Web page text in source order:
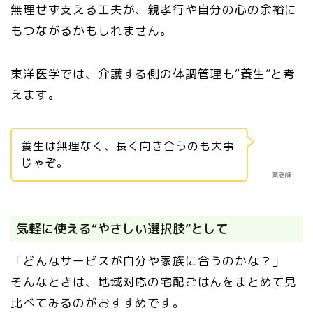
無理せず支える工夫が、親孝行や自分の心の余裕に
もつながるかもしれません。
東洋医学では、介護する側の体調管理も“養生”と考
えます。
黄老師
養生は無理なく、長く向き合うのも大事
じゃぞ。
気軽に使える“やさしい選択肢”として
「どんなサービスが自分や家族に合うのかな？」
そんなときは、地域対応の宅配ごはんをまとめて見
比べてみるのがおすすめです。